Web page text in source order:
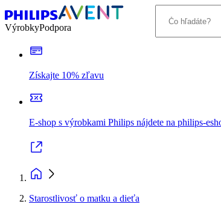
VýrobkyPodpora
Získajte 10% zľavu
E-shop s výrobkami Philips nájdete na philips-
Starostlivosť o matku a dieťa